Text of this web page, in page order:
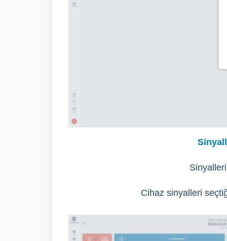
Cihaz sinyalleri